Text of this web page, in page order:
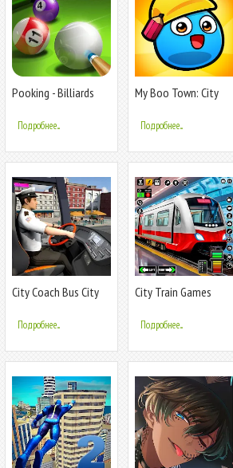
Pooking - Billiards
Подробнее...
My Boo Town: City
Подробнее...
City Coach Bus City
Подробнее...
City Train Games
Подробнее...